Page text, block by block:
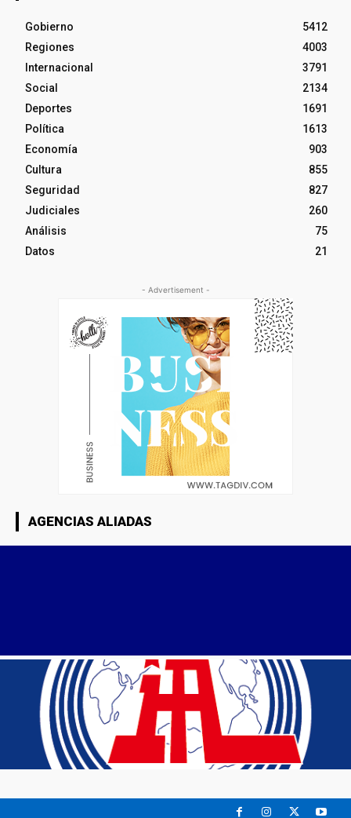
Gobierno
5412
Regiones
4003
Internacional
3791
Social
2134
Deportes
1691
Política
1613
Economía
903
Cultura
855
Seguridad
827
Judiciales
260
Análisis
75
Datos
21
- Advertisement -
AGENCIAS ALIADAS